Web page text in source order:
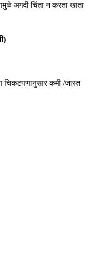
अगदी चिंता न करता खाता
)
चिकटपणानुसार कमी /जास्त